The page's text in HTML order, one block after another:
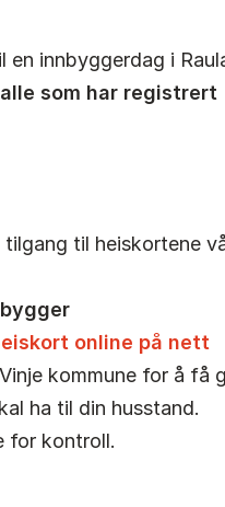
innbyggerdag i
alle som har registrert
til heiskortene
online på nett
kommune for å få
ha til din husstand.
for kontroll.